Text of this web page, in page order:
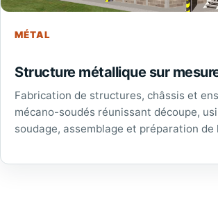
MÉTAL
Structure métallique sur
Fabrication de structures, châssis et
mécano-soudés réunissant découpe,
soudage, assemblage et préparation de